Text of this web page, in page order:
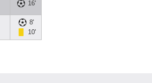
16'
8'
10'